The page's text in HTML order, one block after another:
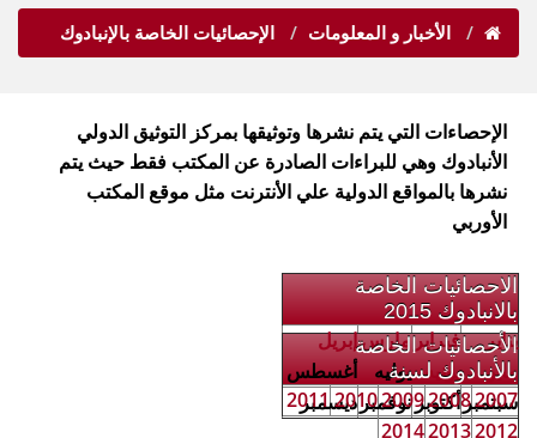
الأخبار و المعلومات الإحصائيات الخاصة بالإنبادوك
الإحصاءات التي يتم نشرها وتوثيقها بمركز التوثيق الدولي
الأنبادوك وهي للبراءات الصادرة عن المكتب فقط حيث يتم
نشرها بالمواقع الدولية علي الأنترنت مثل موقع المكتب
الأوربي
الاحصائيات الخاصة
بالانبادوك 2015
يناير فبرايرمارسإبريل
مايو
يونيه يوليه
أغسطس
سبتمبرأكتوبرنوفمبرديسمبر
الأحصائيات الخاصة
بالأنبادوك لسنة
2007
2008
2009
2010
2011
2012
2013
2014